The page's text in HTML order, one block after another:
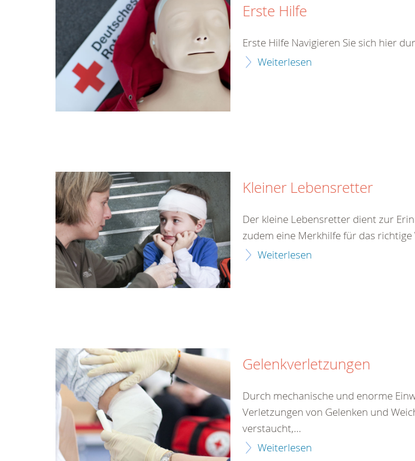
Erste Hilfe
Erste Hilfe Navigieren Sie sich hier
Weiterlesen
Kleiner Lebensretter
Der kleine Lebensretter dient zur
zudem eine Merkhilfe für das
Weiterlesen
Gelenkverletzungen
Durch mechanische und enorme
Verletzungen von Gelenken und
verstaucht,…
Weiterlesen